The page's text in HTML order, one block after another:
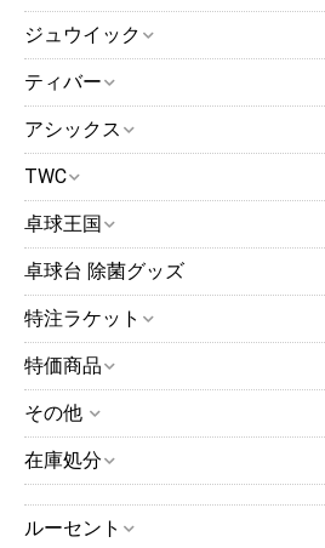
ジュウイック
ティバー
アシックス
TWC
卓球王国
卓球台 除菌グッズ
特注ラケット
特価商品
その他
在庫処分
ルーセント